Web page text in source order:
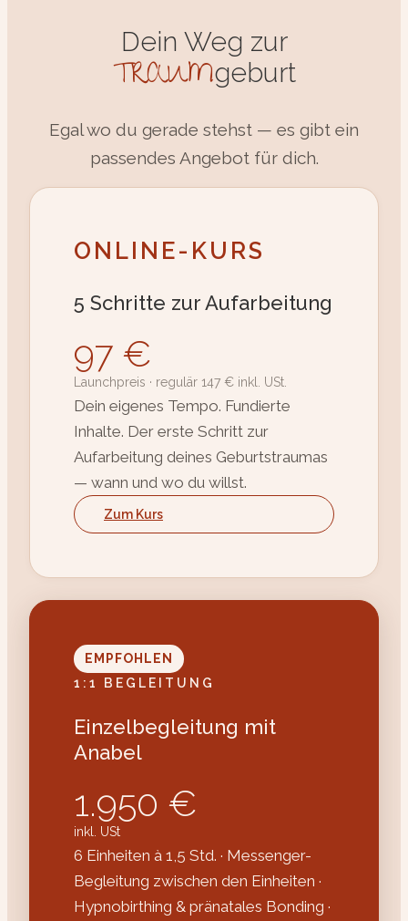
Dein Weg zur
TRAUMgeburt
Egal wo du gerade stehst — es gibt ein
passendes Angebot für dich.
ONLINE-KURS
5 Schritte zur Aufarbeitung
97 €
Launchpreis · regulär 147 € inkl. USt.
Dein eigenes Tempo. Fundierte
Inhalte. Der erste Schritt zur
Aufarbeitung deines Geburtstraumas
— wann und wo du willst.
Zum Kurs
EMPFOHLEN
1:1 BEGLEITUNG
Einzelbegleitung mit
Anabel
1.950 €
inkl. USt
6 Einheiten à 1,5 Std. · Messenger-
Begleitung zwischen den Einheiten ·
Hypnobirthing & pränatales Bonding ·